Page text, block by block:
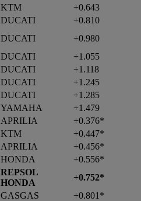
KTM
+0.643
DUCATI
+0.810
DUCATI
+0.980
DUCATI
+1.055
DUCATI
+1.118
DUCATI
+1.245
DUCATI
+1.285
YAMAHA
+1.479
APRILIA
+0.376*
KTM
+0.447*
APRILIA
+0.456*
HONDA
+0.556*
REPSOL
HONDA
+0.752*
GASGAS
+0.801*